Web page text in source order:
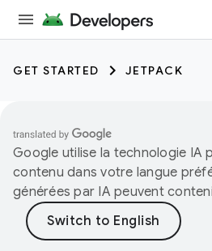
GET STARTED JETPACK
Google utilise la technologie IA
contenu dans votre langue
générées par IA peuvent